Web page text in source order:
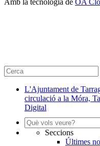
L'Ajuntament de
circulació a la Móra,
Digital
Seccions
Últimes